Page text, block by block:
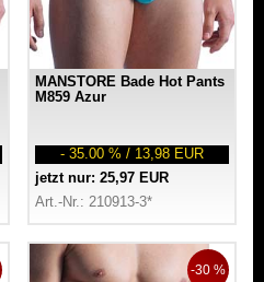
MANSTORE Bade Hot Pants
M859 Azur
- 35.00 % / 13,98 EUR
jetzt nur: 25,97 EUR
Art.-Nr.: 210913-3*
-30 %